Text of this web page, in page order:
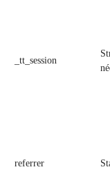
_tt_session
referrer